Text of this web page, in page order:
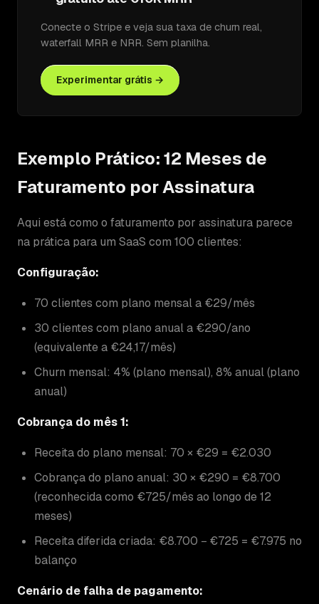
Conecte o Stripe e veja sua taxa de churn real,
waterfall MRR e NRR. Sem planilha.
Experimentar grátis →
Exemplo Prático: 12 Meses de
Faturamento por Assinatura
Aqui está como o faturamento por assinatura parece
na prática para um SaaS com 100 clientes:
Configuração:
70 clientes com plano mensal a €29/mês
30 clientes com plano anual a €290/ano
(equivalente a €24,17/mês)
Churn mensal: 4% (plano mensal), 8% anual (plano
anual)
Cobrança do mês 1:
Receita do plano mensal: 70 × €29 = €2.030
Cobrança do plano anual: 30 × €290 = €8.700
(reconhecida como €725/mês ao longo de 12
meses)
Receita diferida criada: €8.700 − €725 = €7.975 no
balanço
Cenário de falha de pagamento: